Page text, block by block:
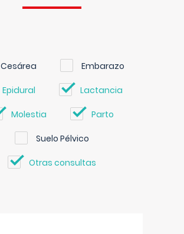
Cesárea Embarazo
Epidural Lactancia
Molestia Parto
Suelo Pélvico
Otras consultas